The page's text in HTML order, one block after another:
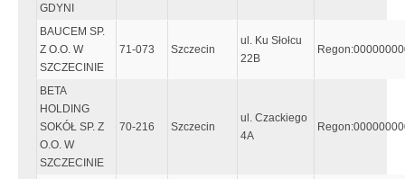
GDYNI
BAUCEM SP.
Z O.O. W
SZCZECINIE
71-073 Szczecin
ul. Ku Słołcu
22B
BETA
HOLDING
SOKÓŁ SP. Z
O.O. W
SZCZECINIE
70-216 Szczecin
ul. Czackiego
4A